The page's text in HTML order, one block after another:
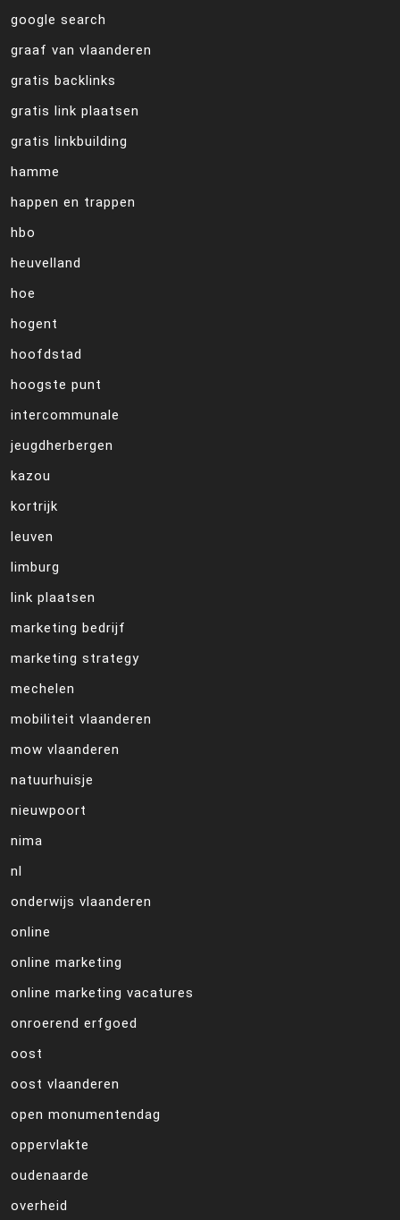
google search
graaf van vlaanderen
gratis backlinks
gratis link plaatsen
gratis linkbuilding
hamme
happen en trappen
hbo
heuvelland
hoe
hogent
hoofdstad
hoogste punt
intercommunale
jeugdherbergen
kazou
kortrijk
leuven
limburg
link plaatsen
marketing bedrijf
marketing strategy
mechelen
mobiliteit vlaanderen
mow vlaanderen
natuurhuisje
nieuwpoort
nima
nl
onderwijs vlaanderen
online
online marketing
online marketing vacatures
onroerend erfgoed
oost
oost vlaanderen
open monumentendag
oppervlakte
oudenaarde
overheid